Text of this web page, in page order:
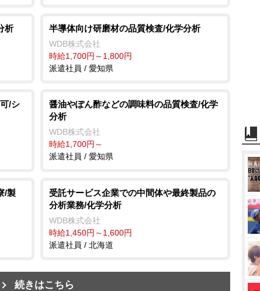
析 半導体向け研磨材の品質検査/化学分析
WDB株式会社
時給1,700円～1,800円
派遣社員 / 愛知県
/シ
醤油やぽん酢などの調味料の品質検査/化学
分析
WDB株式会社
時給1,700円～
派遣社員 / 愛知県
/製
受託サービス企業での中間体や最終製品の
分析業務/化学分析
WDB株式会社
時給1,450円～1,600円
派遣社員 / 北海道
続きはこちら